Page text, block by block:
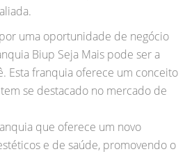
uma oportunidade de negócio
Biup Seja Mais pode ser a
Esta franquia oferece um conceito
se destacado no mercado de
que oferece um novo
e de saúde, promovendo o